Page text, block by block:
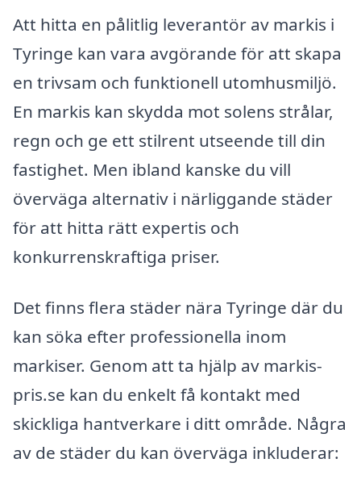
Att hitta en pålitlig leverantör av markis i
Tyringe kan vara avgörande för att skapa
en trivsam och funktionell utomhusmiljö.
En markis kan skydda mot solens strålar,
regn och ge ett stilrent utseende till din
fastighet. Men ibland kanske du vill
överväga alternativ i närliggande städer
för att hitta rätt expertis och
konkurrenskraftiga priser.
Det finns flera städer nära Tyringe där du
kan söka efter professionella inom
markiser. Genom att ta hjälp av markis-
pris.se kan du enkelt få kontakt med
skickliga hantverkare i ditt område. Några
av de städer du kan överväga inkluderar: